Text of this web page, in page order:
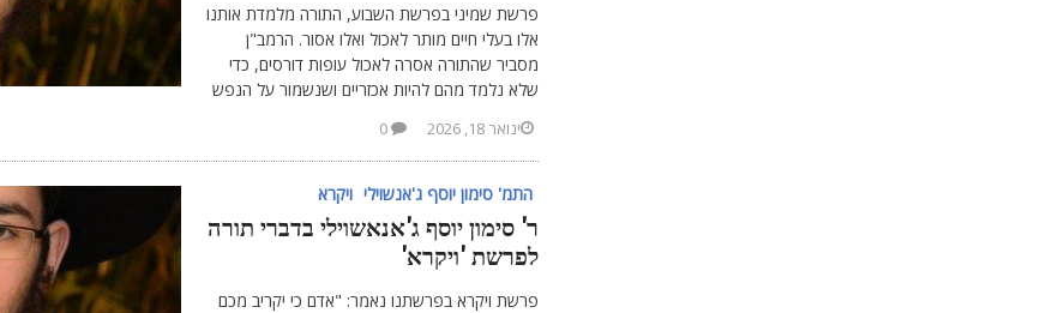
פרשת שמיני בפרשת השבוע, התורה מלמדת אותנו
אלו בעלי חיים מותר לאכול ואלו אסור. הרמב"ן
מסביר שהתורה אסרה לאכול עופות דורסים, כדי
שלא נלמד מהם להיות אכזריים ושנשמור על הנפש
ינואר 18, 2026
התמ' סימון יוסף ג'אנשוילי ויקרא
ר' סימון יוסף ג'אנאשוילי בדברי תורה
לפרשת 'ויקרא'
פרשת ויקרא בפרשתנו נאמר: "אדם כי יקריב מכם